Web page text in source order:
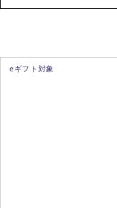
eギフト対象